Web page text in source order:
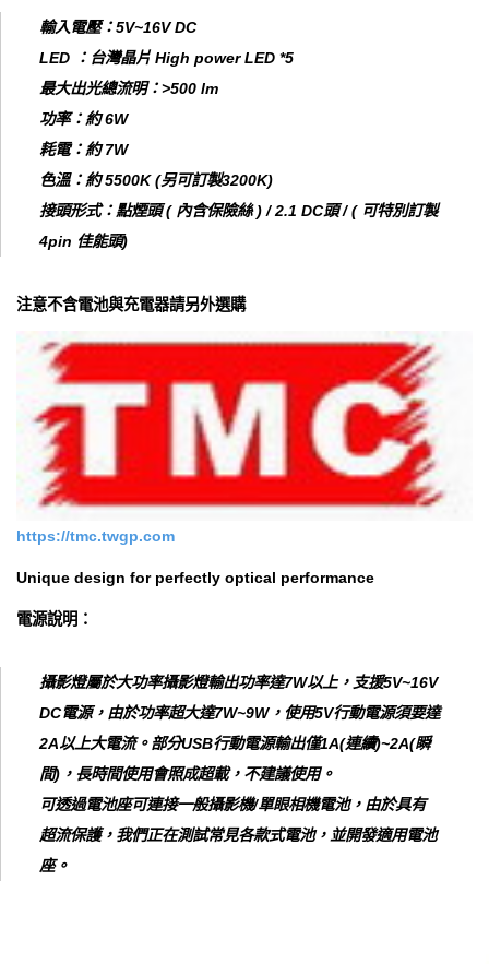
輸入電壓：5V~16V DC
LED ：台灣晶片 High power LED *5
最大出光總流明：>500 lm
功率：約 6W
耗電：約 7W
色溫：約 5500K (另可訂製3200K)
接頭形式：點煙頭 ( 內含保險絲 ) / 2.1 DC頭 / ( 可特別訂製
4pin 佳能頭)
注意不含電池與充電器請另外選購
https://tmc.twgp.com
Unique design for perfectly optical performance
電源說明：
攝影燈屬於大功率攝影燈輸出功率達7W以上，支援5V~16V
DC電源，由於功率超大達7W~9W，使用5V行動電源須要達
2A以上大電流。部分USB行動電源輸出僅1A(連續)~2A(瞬
間)，長時間使用會照成超載，不建議使用。
可透過電池座可連接一般攝影機/單眼相機電池，由於具有
超流保護，我們正在測試常見各款式電池，並開發適用電池
座。